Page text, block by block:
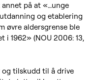
på at «…unge
og etablering
øvre aldersgrense ble
1962» (NOU 2006: 13,
og tilskudd til å drive